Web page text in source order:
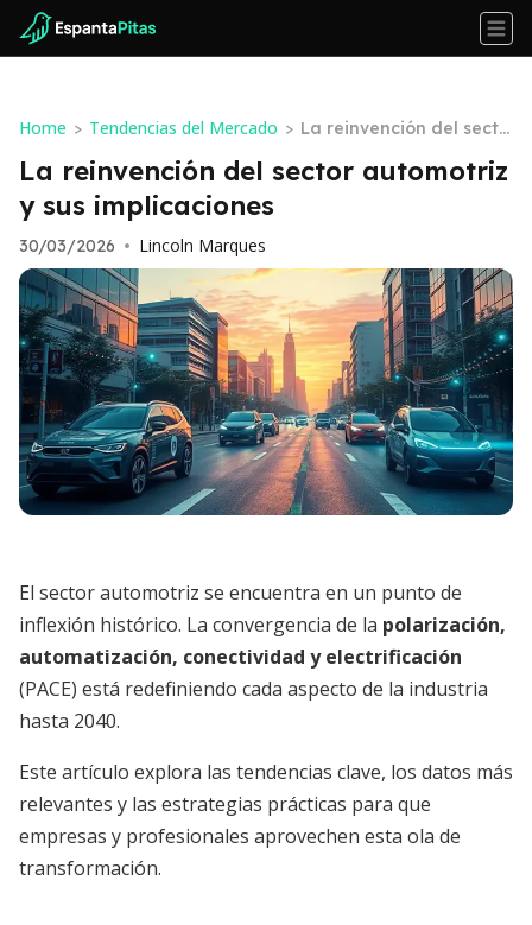
Home > Tendencias del Mercado > La reinvención del secto
r automotriz y sus implic
aciones
La reinvención del sector automotriz
y sus implicaciones
30/03/2026 • Lincoln Marques
El sector automotriz se encuentra en un punto de
inflexión histórico. La convergencia de la polarización,
automatización, conectividad y electrificación
(PACE) está redefiniendo cada aspecto de la industria
hasta 2040.
Este artículo explora las tendencias clave, los datos más
relevantes y las estrategias prácticas para que
empresas y profesionales aprovechen esta ola de
transformación.